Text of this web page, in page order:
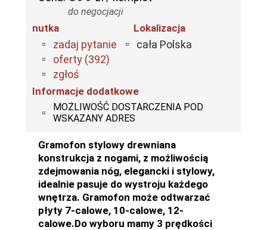
do negocjacji
nutka
zadaj pytanie
oferty (392)
zgłoś
Lokalizacja
cała Polska
Informacje dodatkowe
MOŻLIWOŚĆ DOSTARCZENIA POD
WSKAZANY ADRES
Gramofon stylowy drewniana
konstrukcja z nogami, z możliwością
zdejmowania nóg, elegancki i stylowy,
idealnie pasuje do wystroju każdego
wnętrza. Gramofon może odtwarzać
płyty 7-calowe, 10-calowe, 12-
calowe.Do wyboru mamy 3 prędkości